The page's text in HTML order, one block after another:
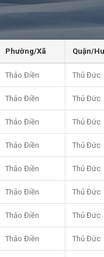
Phường/Xã Quận/
Thảo Điền Thủ Đức
Thảo Điền Thủ Đức
Thảo Điền Thủ Đức
Thảo Điền Thủ Đức
Thảo Điền Thủ Đức
Thảo Điền Thủ Đức
Thảo Điền Thủ Đức
Thảo Điền Thủ Đức